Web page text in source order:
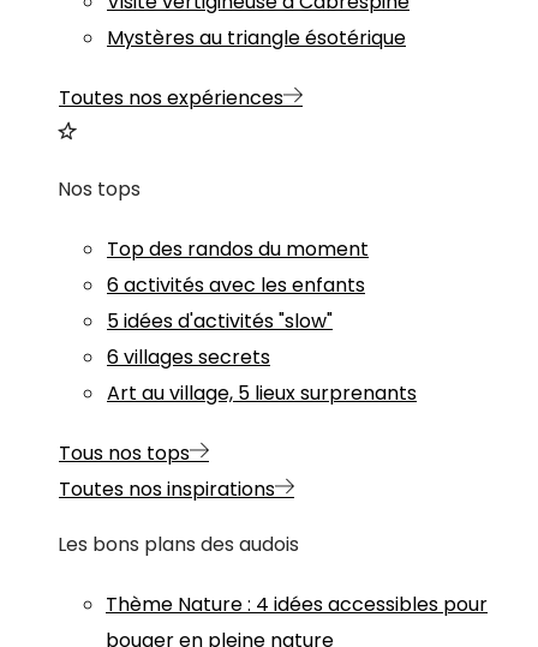
Mystères au triangle ésotérique
Toutes nos expériences
Nos tops
Top des randos du moment
6 activités avec les enfants
5 idées d'activités "slow"
6 villages secrets
Art au village, 5 lieux surprenants
Tous nos tops
Toutes nos inspirations
Les bons plans des audois
Thème Nature: 4 idées accessibles pour
bouger en pleine nature